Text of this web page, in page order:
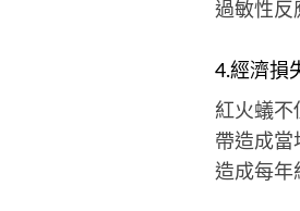
過敏性反
4.經濟損
紅火蟻不
帶造成當
造成每年